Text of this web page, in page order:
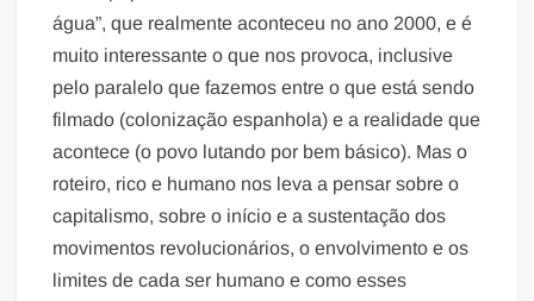
água”, que realmente aconteceu no ano 2000, e é
muito interessante o que nos provoca, inclusive
pelo paralelo que fazemos entre o que está sendo
filmado (colonização espanhola) e a realidade que
acontece (o povo lutando por bem básico). Mas o
roteiro, rico e humano nos leva a pensar sobre o
capitalismo, sobre o início e a sustentação dos
movimentos revolucionários, o envolvimento e os
limites de cada ser humano e como esses